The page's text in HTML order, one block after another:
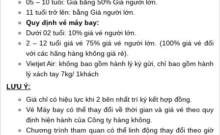
05 – 10 tuổi: Giá bằng 50% Giá người lớn.
11 tuổi trở lên: bằng Giá người lớn.
Quy định vé máy bay:
Dưới 02 tuổi: 10% giá vé người lớn.
2 – 12 tuổi giá vé 75% giá vé người lớn. (100% giá vé đối
với các hãng hàng không giá rẻ).
Vietjet Air: không bao gồm hành lý ký gửi, chỉ bao gồm hành
lý xách tay 7kg/ 1khách
LƯU Ý:
Giá chỉ có hiệu lực khi 2 bên nhất trí ký kết hợp đồng.
Vé Máy bay có thể thay đổi về thời gian và giá vé theo quy
định hiện hành của Công ty hàng không.
Chương trình tham quan có thể linh động thay đổi theo giờ